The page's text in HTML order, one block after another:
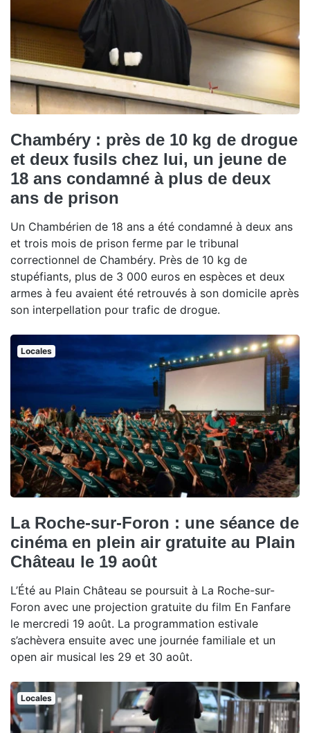
Chambéry : près de 10 kg de drogue
et deux fusils chez lui, un jeune de
18 ans condamné à plus de deux
ans de prison
Un Chambérien de 18 ans a été condamné à deux ans
et trois mois de prison ferme par le tribunal
correctionnel de Chambéry. Près de 10 kg de
stupéfiants, plus de 3 000 euros en espèces et deux
armes à feu avaient été retrouvés à son domicile après
son interpellation pour trafic de drogue.
Locales
La Roche-sur-Foron : une séance de
cinéma en plein air gratuite au Plain
Château le 19 août
L’Été au Plain Château se poursuit à La Roche-sur-
Foron avec une projection gratuite du film En Fanfare
le mercredi 19 août. La programmation estivale
s’achèvera ensuite avec une journée familiale et un
open air musical les 29 et 30 août.
Locales